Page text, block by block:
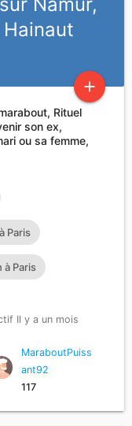
add
Rituel
son ex,
ou sa femme,
Paris
à Paris
Il y a un mois
MaraboutPuiss
ant92
117